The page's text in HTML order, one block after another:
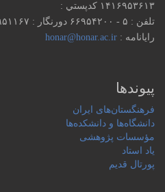
۱۴۱۶۹۵۳۶۱۳ كدپستي :
تلفن : ۵ - ۶۶۹۵۴۲۰۰ دورنگار : ۶۶۹۵۱۱۶۷
رایانامه :honar@honar.ac.ir
پیوندها
فرهنگستان‌های ایران
دانشگاه‌ها و دانشکده‌ها
مؤسسات پژوهشی
یاد استاد
پورتال قدیم